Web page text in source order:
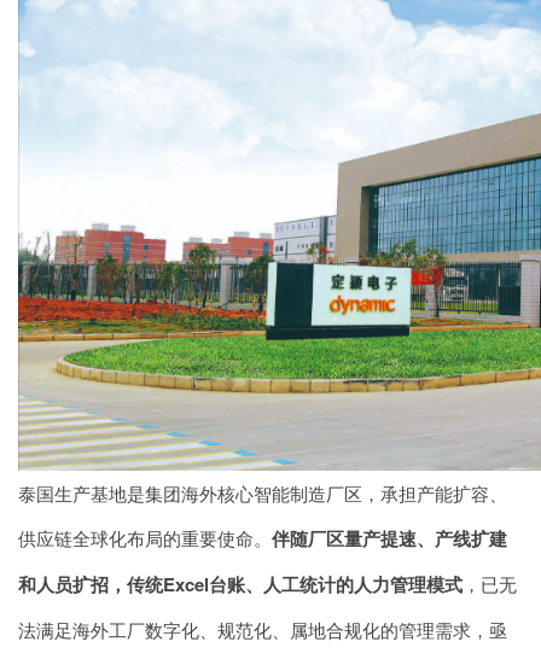
泰国生产基地是集团海外核心智能制造厂区，承担产能扩容、
供应链全球化布局的重要使命。 伴随厂区量产提速、产线扩建
和人员扩招，传统Excel台账、人工统计的人力管理模式 ，已无
法满足海外工厂数字化、规范化、属地合规化的管理需求，亟